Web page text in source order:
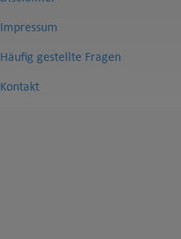
Impressum
Häufig gestellte Fragen
Kontakt